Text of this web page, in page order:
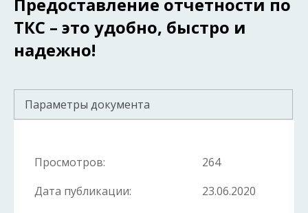
ТКС – это удобно, быстро и
надежно!
Параметры документа
Просмотров:
264
Дата публикации:
23.06.2020